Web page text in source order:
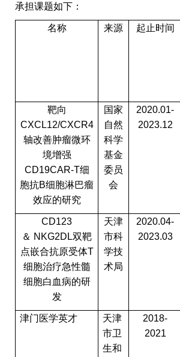
承担课题如下：
名称 来源 起止时间
靶向
CXCL12/CXCR4
轴改善肿瘤微环
境增强
CD19CAR-T细
胞抗B细胞淋巴瘤
效应的研究
国家
自然
科学
基金
委员
会
2020.01-
2023.12
CD123
＆ NKG2DL双靶
点嵌合抗原受体T
细胞治疗急性髓
细胞白血病的研
发
天津
市科
学技
术局
2020.04-
2023.03
津门医学英才
天津
市卫
生和
2018-
2021